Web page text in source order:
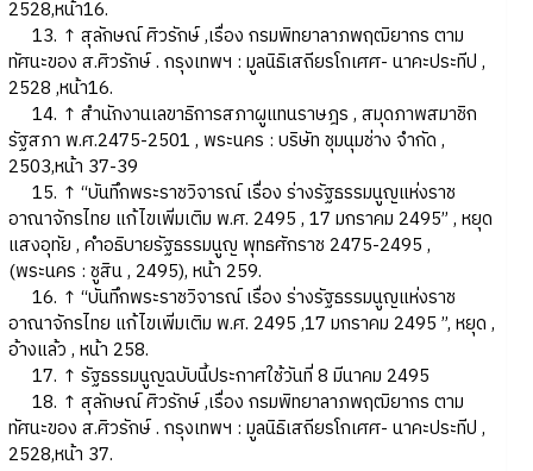
2528,หน้า16.
13. ↑ สุลักษณ์ ศิวรักษ์ ,เรื่อง กรมพิทยาลาภพฤฒิยากร ตาม
ทัศนะของ ส.ศิวรักษ์ . กรุงเทพฯ : มูลนิธิเสถียรโกเศศ- นาคะประทีป ,
2528 ,หน้า16.
14. ↑ สำนักงานเลขาธิการสภาผูแทนราษฎร , สมุดภาพสมาชิก
รัฐสภา พ.ศ.2475-2501 , พระนคร : บริษัท ชุมนุมช่าง จำกัด ,
2503,หน้า 37-39
15. ↑ “บันทึกพระราชวิจารณ์ เรื่อง ร่างรัฐธรรมนูญแห่งราช
อาณาจักรไทย แก้ไขเพิ่มเติม พ.ศ. 2495 , 17 มกราคม 2495” , หยุด
แสงอุทัย , คำอธิบายรัฐธรรมนูญ พุทธศักราช 2475-2495 ,
(พระนคร : ชูสิน , 2495), หน้า 259.
16. ↑ “บันทึกพระราชวิจารณ์ เรื่อง ร่างรัฐธรรมนูญแห่งราช
อาณาจักรไทย แก้ไขเพิ่มเติม พ.ศ. 2495 ,17 มกราคม 2495 ”, หยุด ,
อ้างแล้ว , หน้า 258.
17. ↑ รัฐธรรมนูญฉบับนี้ประกาศใช้วันที่ 8 มีนาคม 2495
18. ↑ สุลักษณ์ ศิวรักษ์ ,เรื่อง กรมพิทยาลาภพฤฒิยากร ตาม
ทัศนะของ ส.ศิวรักษ์ . กรุงเทพฯ : มูลนิธิเสถียรโกเศศ- นาคะประทีป ,
2528,หน้า 37.